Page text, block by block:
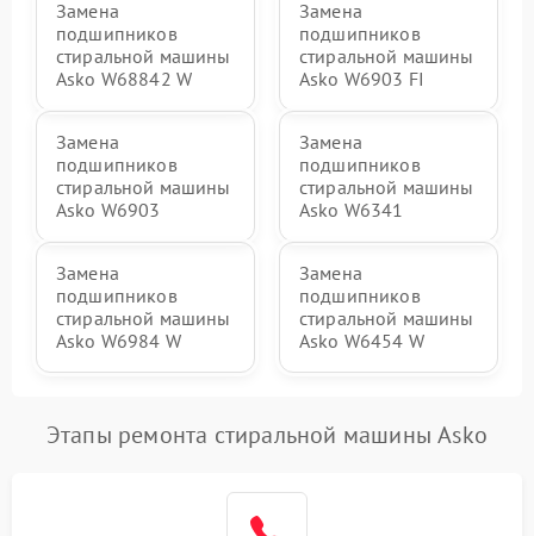
Замена
подшипников
стиральной машины
Asko W68842 W
Замена
подшипников
стиральной машины
Asko W6903 FI
Замена
подшипников
стиральной машины
Asko W6903
Замена
подшипников
стиральной машины
Asko W6341
Замена
подшипников
стиральной машины
Asko W6984 W
Замена
подшипников
стиральной машины
Asko W6454 W
Этапы ремонта стиральной машины Asko